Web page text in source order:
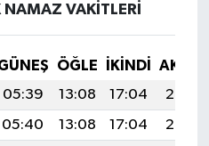
NAMAZ VAKITLERI
ÖĞLE İKINDI
05:39 13:08 17:04
20:27
05:40 13:08 17:04
20:26